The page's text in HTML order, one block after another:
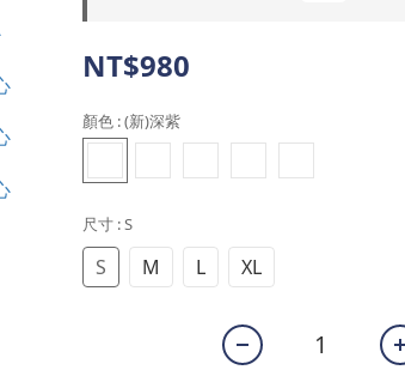
NT$980
顏色 : (新)深紫
尺寸 : S
S M L XL